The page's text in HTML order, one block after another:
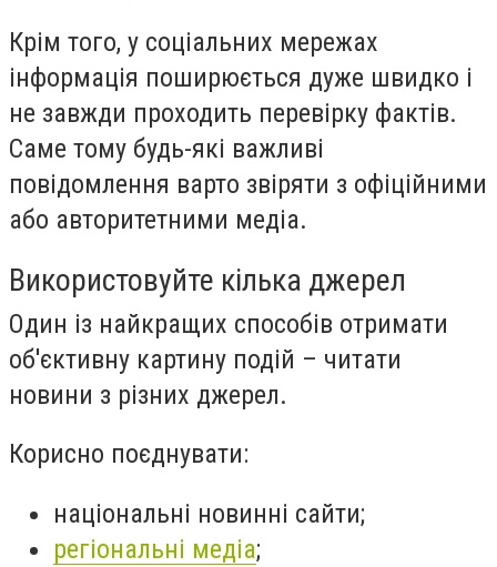
Крім того, у соціальних мережах
інформація поширюється дуже швидко і
не завжди проходить перевірку фактів.
Саме тому будь-які важливі
повідомлення варто звіряти з офіційними
або авторитетними медіа.
Використовуйте кілька джерел
Один із найкращих способів отримати
об'єктивну картину подій – читати
новини з різних джерел.
Корисно поєднувати:
національні новинні сайти;
регіональні медіа;